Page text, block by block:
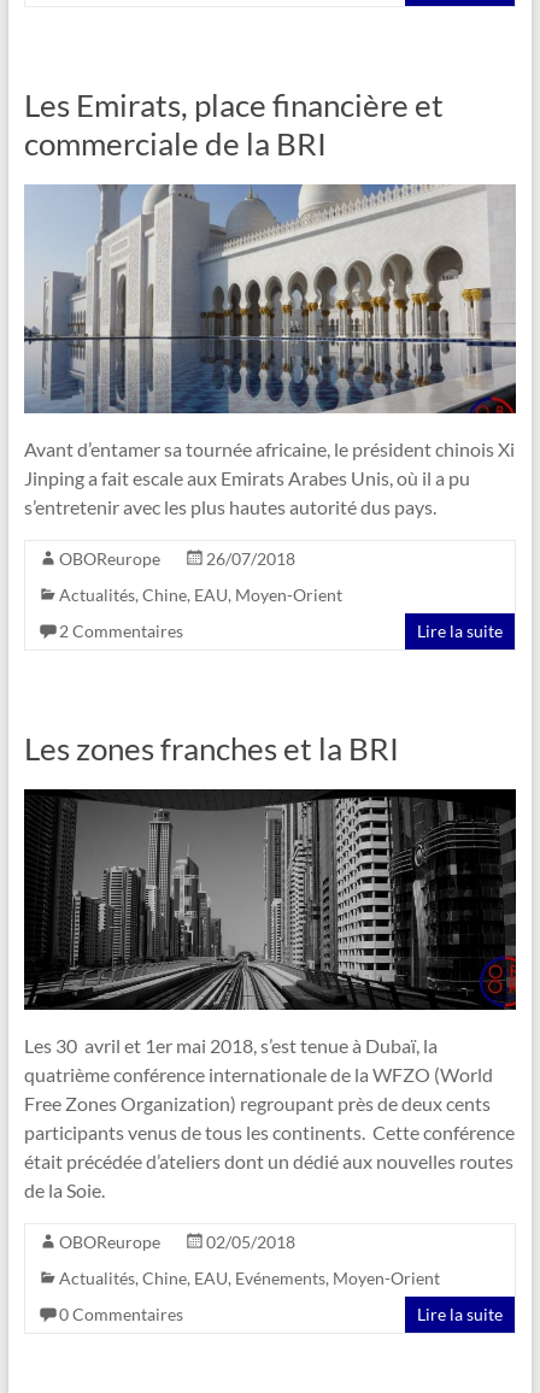
Les Emirats, place financière et
commerciale de la BRI
Avant d’entamer sa tournée africaine, le président chinois Xi
Jinping a fait escale aux Emirats Arabes Unis, où il a pu
s’entretenir avec les plus hautes autorité dus pays.
OBOReurope
26/07/2018
Actualités, Chine, EAU, Moyen-Orient
2 Commentaires
Lire la suite
Les zones franches et la BRI
Les 30 avril et 1er mai 2018, s’est tenue à Dubaï, la
quatrième conférence internationale de la WFZO (World
Free Zones Organization) regroupant près de deux cents
participants venus de tous les continents. Cette conférence
était précédée d’ateliers dont un dédié aux nouvelles routes
de la Soie.
OBOReurope
02/05/2018
Actualités, Chine, EAU, Evénements, Moyen-Orient
0 Commentaires
Lire la suite